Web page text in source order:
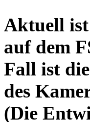
Aktuell
auf dem
Fall ist
des
(Die